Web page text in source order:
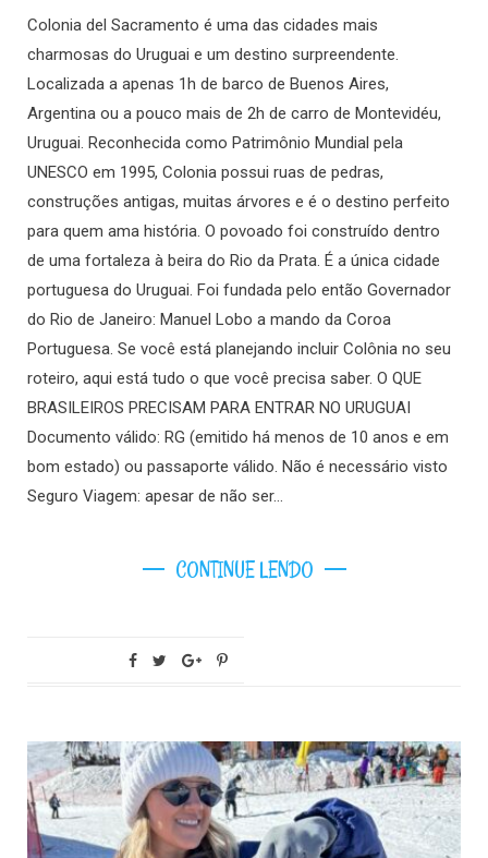
Colonia del Sacramento é uma das cidades mais
charmosas do Uruguai e um destino surpreendente.
Localizada a apenas 1h de barco de Buenos Aires,
Argentina ou a pouco mais de 2h de carro de Montevidéu,
Uruguai. Reconhecida como Patrimônio Mundial pela
UNESCO em 1995, Colonia possui ruas de pedras,
construções antigas, muitas árvores e é o destino perfeito
para quem ama história. O povoado foi construído dentro
de uma fortaleza à beira do Rio da Prata. É a única cidade
portuguesa do Uruguai. Foi fundada pelo então Governador
do Rio de Janeiro: Manuel Lobo a mando da Coroa
Portuguesa. Se você está planejando incluir Colônia no seu
roteiro, aqui está tudo o que você precisa saber. O QUE
BRASILEIROS PRECISAM PARA ENTRAR NO URUGUAI
Documento válido: RG (emitido há menos de 10 anos e em
bom estado) ou passaporte válido. Não é necessário visto
Seguro Viagem: apesar de não ser…
CONTINUE LENDO